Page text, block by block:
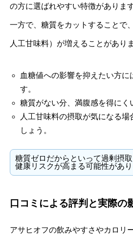
の方に選ばれやすい特徴があります
一方で、糖質をカットすることで
人工甘味料）が増えることがありま
血糖値への影響を抑えたい方に
す。
糖質がない分、満腹感を得にく
人工甘味料の摂取が気になる場
しょう。
糖質ゼロだからといって過剰摂
健康リスクが高まる可能性があり
口コミによる評判と実際の
アサヒオフの飲みやすさやカロリ